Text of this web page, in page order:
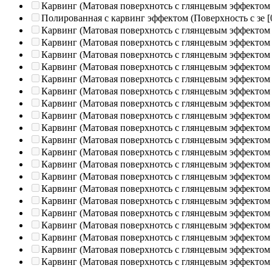
Карвинг (Матовая поверхнотсь с глянцевым эффектом
Полированная c карвинг эффектом (Поверхность с зе
Карвинг (Матовая поверхнотсь с глянцевым эффектом
Карвинг (Матовая поверхнотсь с глянцевым эффектом
Карвинг (Матовая поверхнотсь с глянцевым эффектом
Карвинг (Матовая поверхнотсь с глянцевым эффектом
Карвинг (Матовая поверхнотсь с глянцевым эффектом
Карвинг (Матовая поверхнотсь с глянцевым эффектом
Карвинг (Матовая поверхнотсь с глянцевым эффектом
Карвинг (Матовая поверхнотсь с глянцевым эффектом
Карвинг (Матовая поверхнотсь с глянцевым эффектом
Карвинг (Матовая поверхнотсь с глянцевым эффектом
Карвинг (Матовая поверхнотсь с глянцевым эффектом
Карвинг (Матовая поверхнотсь с глянцевым эффектом
Карвинг (Матовая поверхнотсь с глянцевым эффектом
Карвинг (Матовая поверхнотсь с глянцевым эффектом
Карвинг (Матовая поверхнотсь с глянцевым эффектом
Карвинг (Матовая поверхнотсь с глянцевым эффектом
Карвинг (Матовая поверхнотсь с глянцевым эффектом
Карвинг (Матовая поверхнотсь с глянцевым эффектом
Карвинг (Матовая поверхнотсь с глянцевым эффектом
Карвинг (Матовая поверхнотсь с глянцевым эффектом